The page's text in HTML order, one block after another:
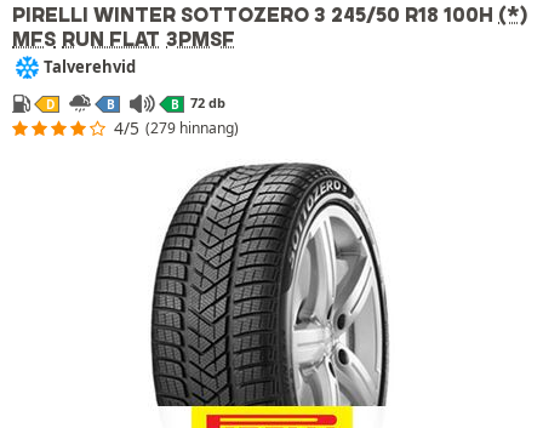
PIRELLI WINTER SOTTOZERO 3 245/50 R18 100H (*)
MFS RUN FLAT 3PMSF
Talverehvid
D B B 72 db
4/5 (279 hinnang)